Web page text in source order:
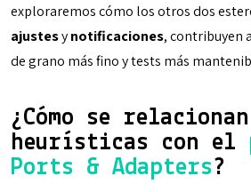
exploraremos cómo los otros dos
ajustesynotificaciones, contribuyen
de grano más fino y tests más
¿Cómo se
heurísticas con el
Ports & Adapters?